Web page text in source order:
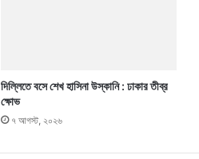
দিল্লিতে বসে শেখ হাসিনা উস্কানি : ঢাকার তীব্র
ক্ষোভ
৭ আগস্ট, ২০২৬